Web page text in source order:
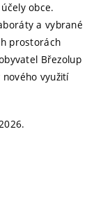
obce.
a vybrané
prostorách
Březolup
využití